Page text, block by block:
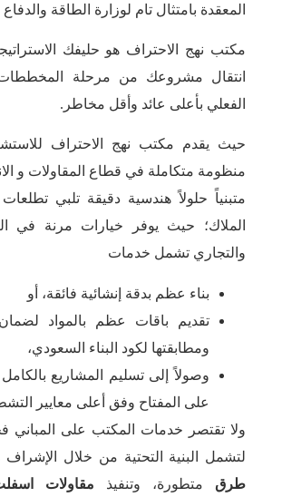
المعقدة بامتثال تام لوزارة الطاقة والدفاع
مكتب نهج الاحتراف هو حليفك
انتقال مشروعك من مرحلة
الفعلي بأعلى عائد وأقل مخاطر.
حيث يقدم مكتب نهج الاحتراف
منظومة متكاملة في قطاع المقاولات و
متبنياً حلولاً هندسية دقيقة تلبي
الملاك؛ حيث يوفر خيارات مرنة في
والتجاري تشمل خدمات
بناء عظم بدقة إنشائية فائقة، أو
تقديم باقات عظم بالمواد
ومطابقتها لكود البناء السعودي،
وصولاً إلى تسليم المشاريع
على المفتاح وفق أعلى معايير
ولا تقتصر خدمات المكتب على المباني
لتشمل البنية التحتية من خلال
طرق متطورة، وتنفيذ مقاولات